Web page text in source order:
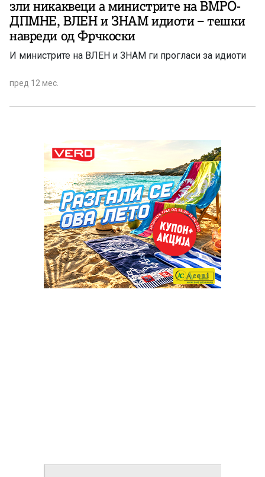
зли никаквеци а министрите на ВМРО-
ДПМНЕ, ВЛЕН и ЗНАМ идиоти – тешки
навреди од Фрчкоски
И министрите на ВЛЕН и ЗНАМ ги прогласи за идиоти
пред 12 мес.